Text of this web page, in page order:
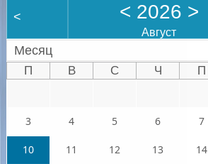
< < 2026 >
Август
Месяц
П В С Ч П
3 4 5 6 7
10 11 12 13 14